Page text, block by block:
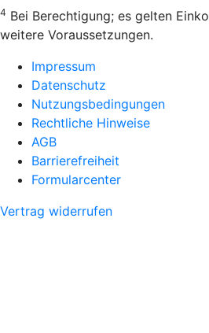
4 Bei Berechtigung; es gelten
weitere Voraussetzungen.
Impressum
Datenschutz
Nutzungsbedingungen
Rechtliche Hinweise
AGB
Barrierefreiheit
Formularcenter
Vertrag widerrufen